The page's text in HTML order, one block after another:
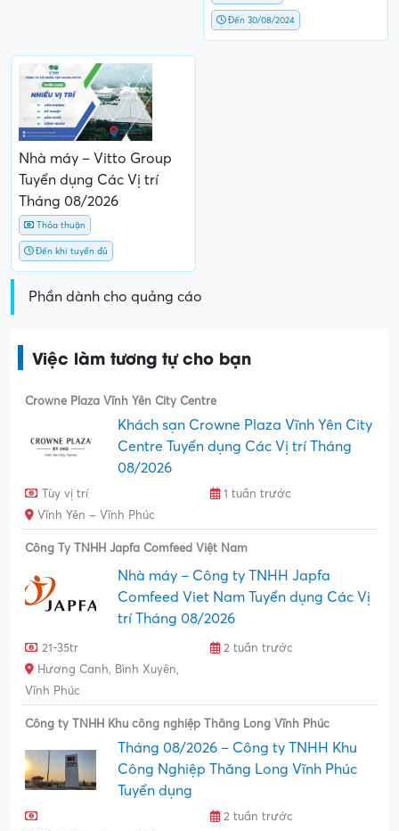
Đến 30/08/2024
Nhà máy – Vitto Group
Tuyển dụng Các Vị trí
Tháng 08/2026
Thỏa thuận
Đến khi tuyển đủ
Phần dành cho quảng cáo
Việc làm tương tự cho bạn
Crowne Plaza Vĩnh Yên City Centre
Khách sạn Crowne Plaza Vĩnh Yên City
Centre Tuyển dụng Các Vị trí Tháng
08/2026
Tùy vị trí
1 tuần trước
Vĩnh Yên – Vĩnh Phúc
Công Ty TNHH Japfa Comfeed Việt Nam
Nhà máy – Công ty TNHH Japfa
Comfeed Viet Nam Tuyển dụng Các Vị
trí Tháng 08/2026
21-35tr
2 tuần trước
Hương Canh, Bình Xuyên,
Vĩnh Phúc
Công ty TNHH Khu công nghiệp Thăng Long Vĩnh Phúc
Tháng 08/2026 – Công ty TNHH Khu
Công Nghiệp Thăng Long Vĩnh Phúc
Tuyển dụng
2 tuần trước